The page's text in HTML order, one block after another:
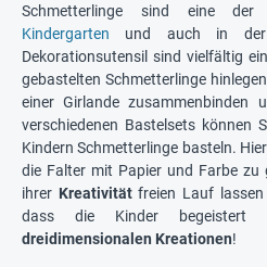
Schmetterlinge sind eine der
Kindergarten und auch in der
Dekorationsutensil sind vielfältig
gebastelten Schmetterlinge
einer Girlande zusammenbinden
verschiedenen Bastelsets können
Kindern Schmetterlinge basteln.
die Falter mit Papier und Farbe zu
ihrer Kreativitätfreien Lauf lassen
dass die Kinder begeistert
dreidimensionalen Kreationen!